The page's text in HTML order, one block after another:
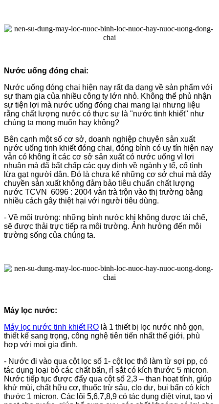
Nước uống đóng chai:
Nước uống đóng chai hiện nay rất đa dạng về sản phẩm với
sự tham gia của nhiều công ty lớn nhỏ. Không thể phủ nhận
sự tiện lợi mà nước uống đóng chai mang lại nhưng liệu
rằng chất lượng nước có thực sự là "nước tinh khiết" như
chúng ta mong muốn hay không?
Bên cạnh một số cơ sở, doanh nghiệp chuyên sản xuất
nước uống tinh khiết đóng chai, đóng bình có uy tín hiện nay
vẫn có không ít các cơ sở sản xuất có nước uống vì lợi
nhuận mà đã bất chấp các quy định về ngành y tế, cố tình
lừa gạt người dân. Đó là chưa kể những cơ sở chui mà dây
chuyền sản xuất không đảm bảo tiêu chuẩn chất lượng
nước TCVN 6096 : 2004 vẫn trà trộn vào thị trường bằng
nhiều cách gây thiệt hại với người tiêu dùng.
- Về môi trường: những bình nước khi không được tái chế,
sẽ được thải trực tiếp ra môi trường. Ảnh hưởng đến môi
trường sống của chúng ta.
Máy lọc nước:
Máy lọc nước tinh khiết RO là 1 thiết bị lọc nước nhỏ gọn,
thiết kế sang trọng, công nghệ tiên tiến nhất thế giới, phù
hợp với mọi gia đình.
- Nước đi vào qua cột lọc số 1- cột lọc thô làm từ sợi pp, có
tác dụng loại bỏ các chất bẩn, rỉ sắt có kích thước 5 micron.
Nước tiếp tục được đẩy qua cột số 2,3 – than hoạt tính, giúp
khử mùi, chất hữu cơ, thuốc trừ sâu, clo dư, bụi bẩn có kích
thước 1 micron. Các lõi 5,6,7,8,9 có tác dụng diệt virut, tạo vị